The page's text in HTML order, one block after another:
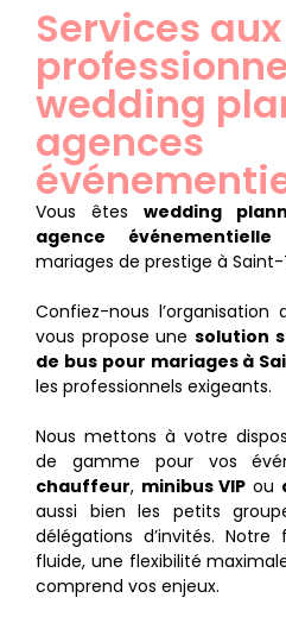
Services aux
wedding
agences
Vous êtes wedding
agence événementielle
mariages de prestige à Saint-
Confiez-nous
vous propose une solution
de bus pour mariages à
les professionnels exigeants.
Nous mettons à votre
de gamme pour vos
chauffeur, minibus VIP ou
aussi bien les petits
délégations d’invités.
fluide, une flexibilité
comprend vos enjeux.